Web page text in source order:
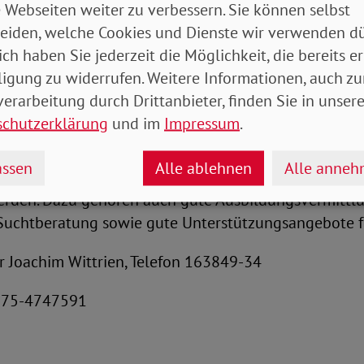
Herausrechnen einzelner zur sozialen Teilhabe
Angebote zu machen haben, die die
ihren Kräften selbst zu sichern. Die individuellen
Leistungsvermögen oder einer Behinderung
unseres Sozialstaats soziale Rechte sind, auf
Bittsteller*innen. Statt erwerbslose Menschen
Dazu gehören auch gute
sowie gute Unterstützungsangebote
Joachim Wittrien, Telefon 163849-34
4747591
Webseiten weiter zu verbessern. Sie können selbst
welche Cookies und Dienste wir verwenden
haben Sie jederzeit die Möglichkeit, die bereits
zu widerrufen. Weitere Informationen, auch
durch Drittanbieter, finden Sie in
und im Impressum.
Alle ablehnen Alle